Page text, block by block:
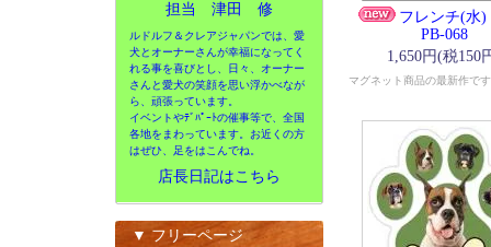
担当 津田 修
ルドルフ＆クレアジャパンでは、愛
犬とオーナーさんが幸福になってく
れる事を喜びとし、日々、オーナー
さんと愛犬の笑顔を思い浮かべなが
ら、頑張っています。
イベントやﾃﾞﾊﾟｰﾄの催事等で、全国
各地をまわっています。お近くの方
はぜひ、足をはこんでね。
店長日記はこちら
▼ フリーページ
フレン
PB-068
1,650円(税150
マグネット商品の最新作です